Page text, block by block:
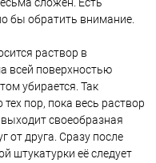
бы обратить внимание.
раствор в
всей поверхностью
убирается. Так
пор, пока весь раствор
своеобразная
от друга. Сразу после
штукатурки её следует